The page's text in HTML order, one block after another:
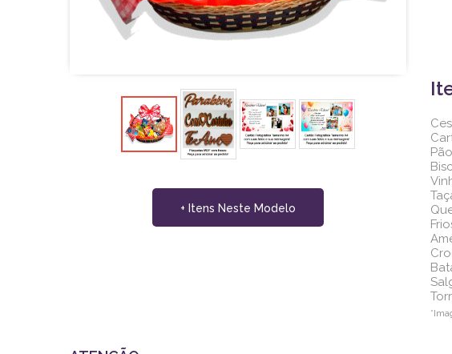
+ Itens Neste Modelo